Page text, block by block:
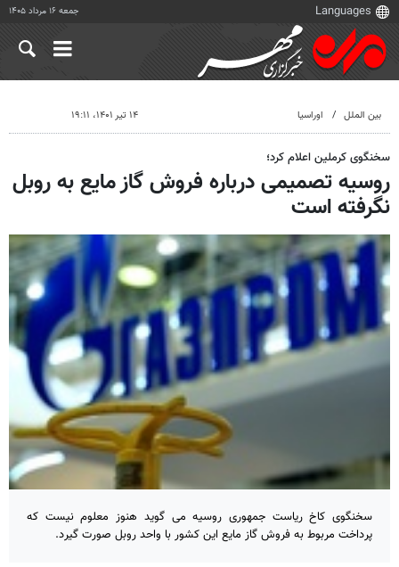
جمعه ۱۶ مرداد ۱۴۰۵
بین الملل اوراسیا ۱۴ تیر ۱۴۰۱، ۱۹:۱۱
سخنگوی کرملین اعلام کرد؛
روسیه تصمیمی درباره فروش گاز مایع به روبل
نگرفته است
سخنگوی کاخ ریاست جمهوری روسیه می گوید هنوز معلوم نیست که
پرداخت مربوط به فروش گاز مایع این کشور با واحد روبل صورت گیرد.